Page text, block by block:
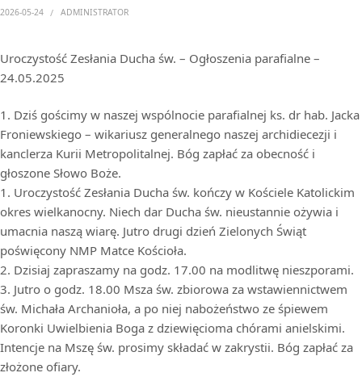
2026-05-24 ADMINISTRATOR
Uroczystość Zesłania Ducha św. – Ogłoszenia parafialne –
24.05.2025
1. Dziś gościmy w naszej wspólnocie parafialnej ks. dr hab. Jacka
Froniewskiego – wikariusz generalnego naszej archidiecezji i
kanclerza Kurii Metropolitalnej. Bóg zapłać za obecność i
głoszone Słowo Boże.
1. Uroczystość Zesłania Ducha św. kończy w Kościele Katolickim
okres wielkanocny. Niech dar Ducha św. nieustannie ożywia i
umacnia naszą wiarę. Jutro drugi dzień Zielonych Świąt
poświęcony NMP Matce Kościoła.
2. Dzisiaj zapraszamy na godz. 17.00 na modlitwę nieszporami.
3. Jutro o godz. 18.00 Msza św. zbiorowa za wstawiennictwem
św. Michała Archanioła, a po niej nabożeństwo ze śpiewem
Koronki Uwielbienia Boga z dziewięcioma chórami anielskimi.
Intencje na Mszę św. prosimy składać w zakrystii. Bóg zapłać za
złożone ofiary.